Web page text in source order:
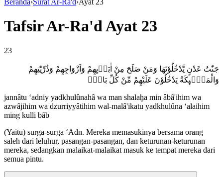
Beranda›Surat Ar-Ra'd›Ayat 23
Tafsir Ar-Ra'd Ayat 23
23
جَنّٰتُ عَدْنٍ يَّدْخُلُوْنَهَا وَمَنْ صَلَحَ مِنْ اٰبَاۤىِٕهِمْ وَاَزْوَاجِهِمْ وَذُرِّيّٰتِهِمْ
وَالْمَلٰۤىِٕكَةُ يَدْخُلُوْنَ عَلَيْهِمْ مِّنْ كُلِّ بَابٍۚ
jannâtu ‘adniy yadkhulûnahâ wa man shalaḫa min âbâ'ihim wa
azwâjihim wa dzurriyyâtihim wal-malâ'ikatu yadkhulûna ‘alaihim
ming kulli bâb
(Yaitu) surga-surga ‘Adn. Mereka memasukinya bersama orang
saleh dari leluhur, pasangan-pasangan, dan keturunan-keturunan
mereka, sedangkan malaikat-malaikat masuk ke tempat mereka dari
semua pintu.